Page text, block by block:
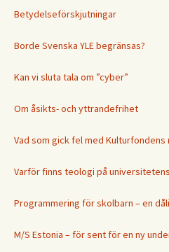
Betydelseförskjutningar
Borde Svenska YLE begränsas?
Kan vi sluta tala om ”cyber”
Om åsikts- och yttrandefrihet
Vad som gick fel med Kulturfondens
Varför finns teologi på
Programmering för skolbarn – en
M/S Estonia – för sent för en ny